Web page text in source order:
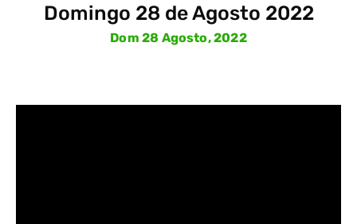
Domingo 28 de Agosto 2022
Dom 28 Agosto, 2022